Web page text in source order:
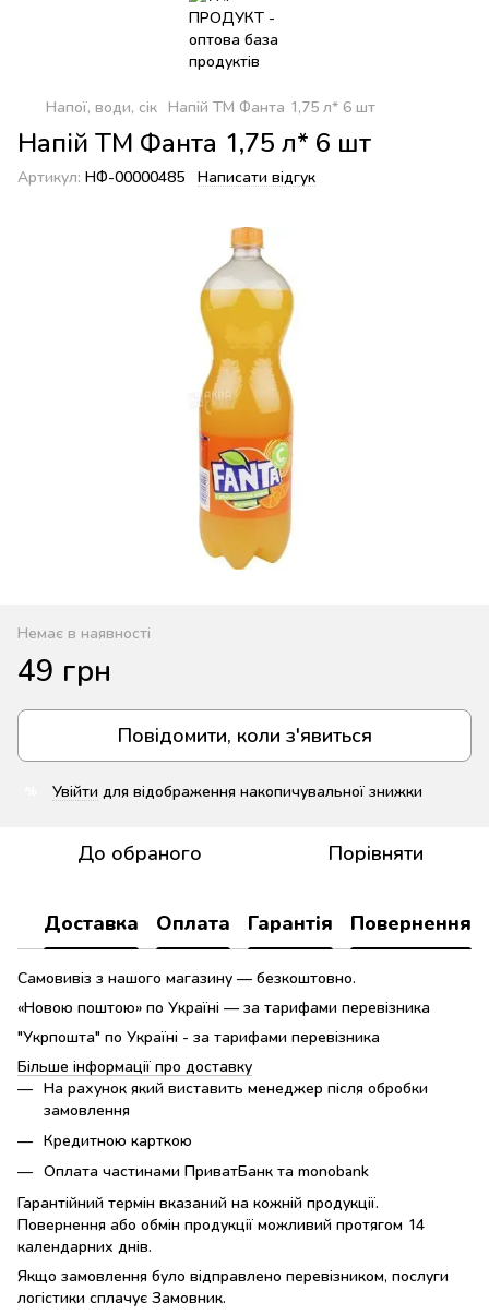
Напої, води, сік Напій ТМ Фанта 1,75 л* 6 шт
Напій ТМ Фанта 1,75 л* 6 шт
Артикул: НФ-00000485 Написати відгук
Немає в наявності
49 грн
Повідомити, коли з'явиться
Увійти для відображення накопичувальної знижки
До обраного Порівняти
Доставка Оплата Гарантія Повернення
Самовивіз з нашого магазину — безкоштовно.
«Новою поштою» по Україні — за тарифами перевізника
"Укрпошта" по Україні - за тарифами перевізника
Більше інформації про доставку
На рахунок який виставить менеджер після обробки
замовлення
Кредитною карткою
Оплата частинами ПриватБанк та monobank
Гарантійний термін вказаний на кожній продукції.
Повернення або обмін продукції можливий протягом 14
календарних днів.
Якщо замовлення було відправлено перевізником, послуги
логістики сплачує Замовник.